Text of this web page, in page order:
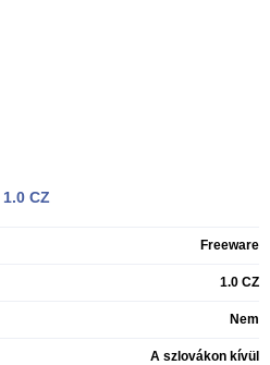
1.0 CZ
Freeware
1.0 CZ
Nem
A szlovákon kívül